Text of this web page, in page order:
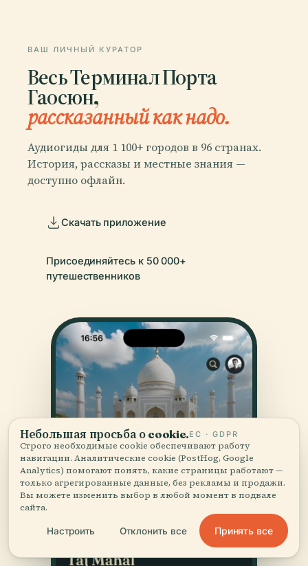
ВАШ ЛИЧНЫЙ КУРАТОР
Весь Терминал Порта
Гаосюн,
рассказанный как надо.
Аудиогиды для 1 100+ городов в 96 странах.
История, рассказы и местные знания —
доступно офлайн.
Скачать приложение
Присоединяйтесь к 50 000+
путешественников
Небольшая просьба о cookie.ЕС · GDPR
Строго необходимые cookie обеспечивают работу
навигации. Аналитические cookie (PostHog, Google
Analytics) помогают понять, какие страницы работают —
только агрегированные данные, без рекламы и продажи.
Вы можете изменить выбор в любой момент в подвале
сайта.
Настроить Отклонить все Принять все